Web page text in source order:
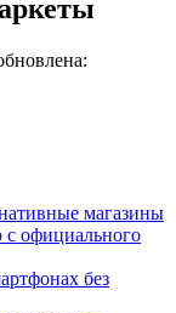
магазины
официального
без